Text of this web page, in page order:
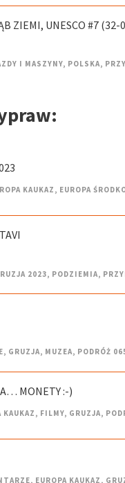
ZIEMI, UNESCO #7 (32-
I MASZYNY, POLSKA,
KAUKAZ , EUROPA
2023, PODZIEMIA,
, GRUZJA, MUZEA, PODRÓŻ
MONETY :-)
KAUKAZ , FILMY, GRUZJA,
, EUROPA KAUKAZ ,